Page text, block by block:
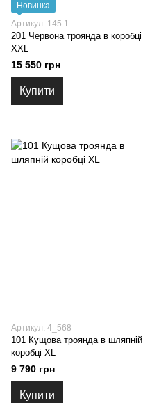
Новинка
Артикул: 145.1
201 Червона троянда в коробці
XXL
15 550 грн
Купити
Артикул: 4_568
101 Кущова троянда в шляпній
коробці XL
9 790 грн
Купити